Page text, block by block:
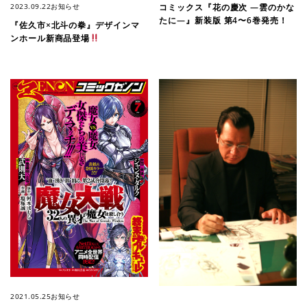
2023.09.22お知らせ
『佐久市×北斗の拳』デザインマ
ンホール新商品登場
コミックス『花の慶次 ―雲のかな
たに―』新装版 第4〜6巻発売！
2021.05.25お知らせ